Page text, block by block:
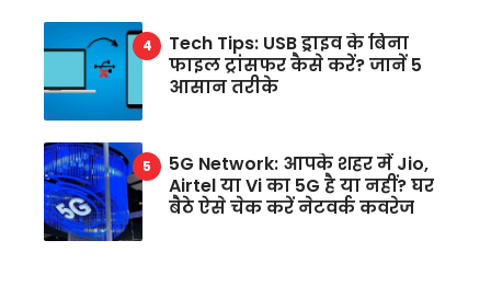
Tech Tips: USB ड्राइव के बिना
फाइल ट्रांसफर कैसे करें? जानें 5
आसान तरीके
5G Network: आपके शहर में Jio,
Airtel या Vi का 5G है या नहीं? घर
बैठे ऐसे चेक करें नेटवर्क कवरेज